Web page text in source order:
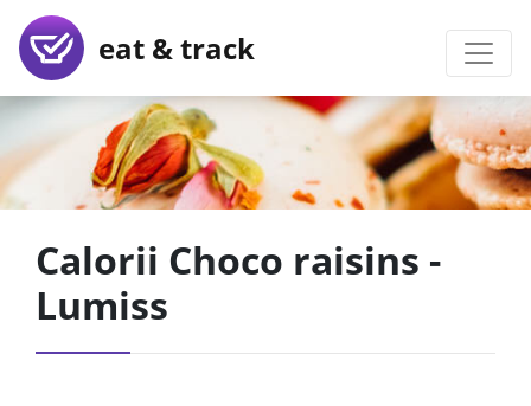
eat & track
Calorii Choco raisins -
Lumiss